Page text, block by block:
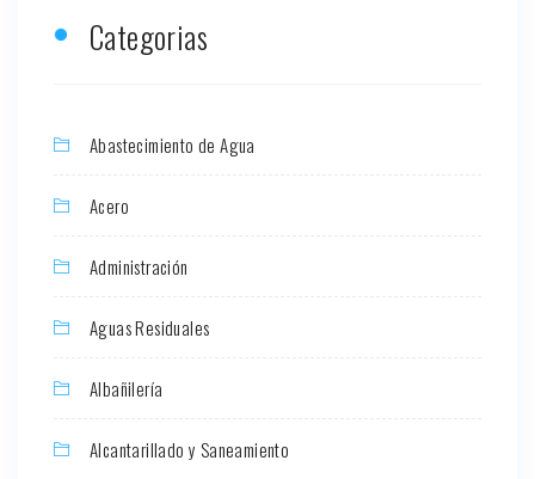
Categorias
Abastecimiento de Agua
Acero
Administración
Aguas Residuales
Albañilería
Alcantarillado y Saneamiento